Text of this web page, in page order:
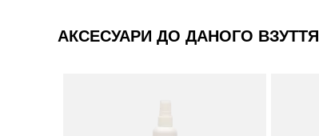
АКСЕСУАРИ ДО ДАНОГО ВЗУТТЯ